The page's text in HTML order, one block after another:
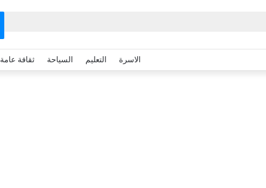
الاسرة التعليم السياحة ثقافة عامة